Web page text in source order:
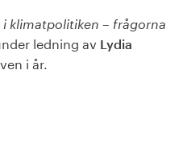
i klimatpolitiken – frågorna
ledning av Lydia
i år.